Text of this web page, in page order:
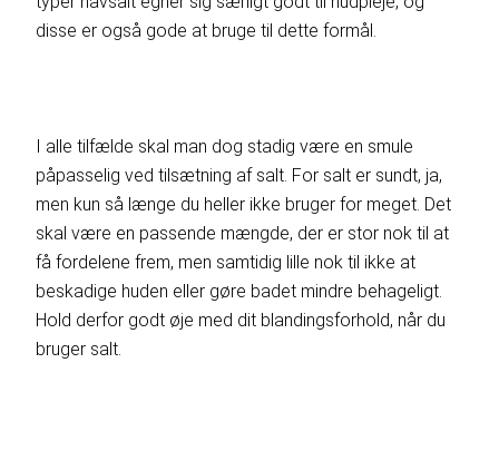
disse er også gode at bruge til dette formål.
I alle tilfælde skal man dog stadig være en smule
påpasselig ved tilsætning af salt. For salt er sundt, ja,
men kun så længe du heller ikke bruger for meget. Det
skal være en passende mængde, der er stor nok til at
få fordelene frem, men samtidig lille nok til ikke at
beskadige huden eller gøre badet mindre behageligt.
Hold derfor godt øje med dit blandingsforhold, når du
bruger salt.